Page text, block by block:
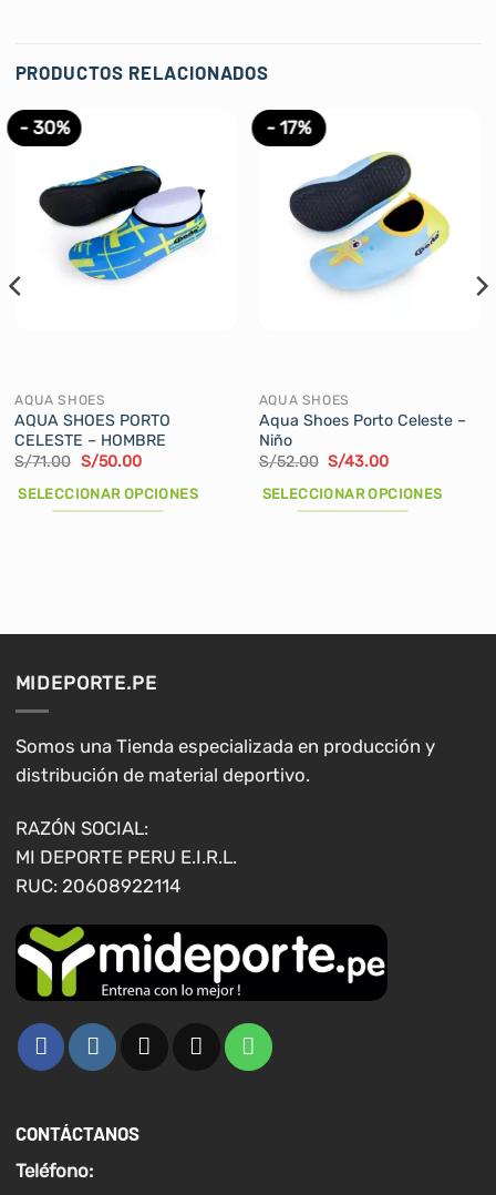
PRODUCTOS RELACIONADOS
- 30%
AQUA SHOES
AQUA SHOES PORTO
CELESTE – HOMBRE
S/71.00 El
original
era:
S/50.00El
actual
es:
SELECCIONAR OPCIONES
se
pueden
elegir
en
página
de
producto
- 17%
AQUA SHOES
Aqua Shoes Porto Celeste –
Niño
S/52.00 El
original
era:
S/43.00El
actual
es:
SELECCIONAR OPCIONES
elegir
en
MIDEPORTE.PE
Somos una Tienda especializada en producción y
distribución de material deportivo.
RAZÓN SOCIAL:
MI DEPORTE PERU E.I.R.L.
RUC: 20608922114
CONTÁCTANOS
Teléfono: